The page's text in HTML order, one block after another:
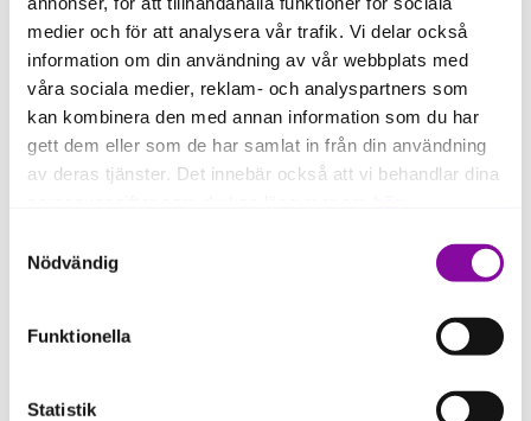
medier och för att analysera vår trafik. Vi delar också
information om din användning av vår webbplats med
våra sociala medier, reklam- och analyspartners som
kan kombinera den med annan information som du har
gett dem eller som de har samlat in från din användning
av deras tjänster. Det innebär också att vi behandlar dina
Om du klickar på avvisa kommer användning av kakor
eller delning av information enligt ovan, inte att ske,
förutom för kakor som är nödvändiga för att hemsidan
ska fungera se mer under inställningar.
Nödvändig
Funktionella
Statistik
a clear understanding of the customer’s problem.
The business model should be scalable and address
a market with significant potential.
Previous experience
I have several years of experience in the real estate
B2B and B2C – my first already at the age of 19.
Certified board member via Styrelseakademien